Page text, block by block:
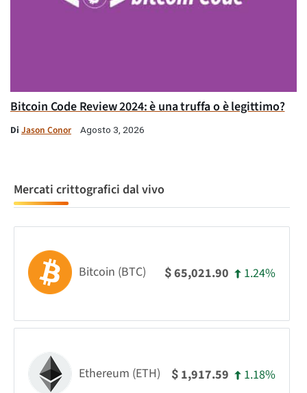
Bitcoin Code Review 2024: è una truffa o è legittimo?
Di Jason Conor Agosto 3, 2026
Mercati crittografici dal vivo
Bitcoin (BTC) $65,021.90 1.24%
Ethereum (ETH) $ 1,917.59 1.18%